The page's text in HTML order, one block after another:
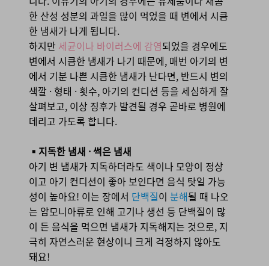
한 산성 성분의 과일을 많이 먹었을 때 변에서 시큼
한 냄새가 나게 됩니다.
하지만 세균이나 바이러스에 감염되었을 경우에도
변에서 시큼한 냄새가 나기 때문에, 매번 아기의 변
에서 기분 나쁜 시큼한 냄새가 난다면, 반드시 변의
색깔 · 형태 · 횟수, 아기의 컨디션 등을 세심하게 잘
살펴보고, 이상 징후가 발견될 경우 곧바로 병원에
데리고 가도록 합니다.
▪지독한 냄새 · 썩은 냄새
아기 변 냄새가 지독하더라도 색이나 모양이 정상
이고 아기 컨디션이 좋아 보인다면 음식 탓일 가능
성이 높아요! 이는 장에서 단백질이 분해될 때 나오
는 암모니아류로 인해 고기나 생선 등 단백질이 많
이 든 음식을 먹으면 냄새가 지독해지는 것으로, 지
극히 자연스러운 현상이니 크게 걱정하지 않아도
돼요!